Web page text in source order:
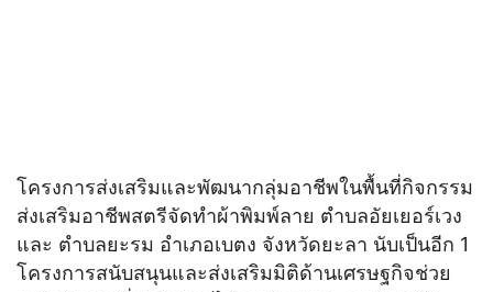
โครงการส่งเสริมและพัฒนากลุ่มอาชีพในพื้นที่กิจกรรม
ส่งเสริมอาชีพสตรีจัดทำผ้าพิมพ์ลาย ตำบลอัยเยอร์เวง
และ ตำบลยะรม อำเภอเบตง จังหวัดยะลา นับเป็นอีก 1
โครงการสนับสนุนและส่งเสริมมิติด้านเศรษฐกิจช่วย